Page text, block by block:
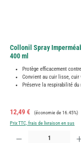
Collonil Spray
400 ml
Protège efficacement
Convient au cuir lisse,
Préserve la respirabilité du
Prix de vente :
12,49 € Prix régulier :
(économie de 16.45%)
Prix TTC, frais de livraison en sus
Quantité de produit : Entrez la